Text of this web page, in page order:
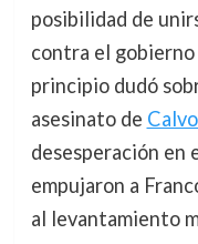
posibilidad de
contra el
principio dudó
asesinato de
desesperación en
empujaron a
al levantamiento